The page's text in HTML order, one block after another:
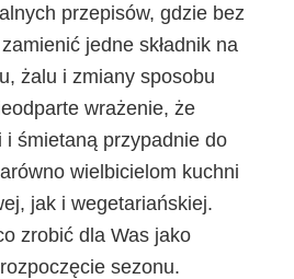
przepisów, gdzie bez
jedne składnik na
żalu i zmiany sposobu
wrażenie, że
i śmietaną przypadnie do
wielbicielom kuchni
jak i wegetariańskiej.
zrobić dla Was jako
sezonu.